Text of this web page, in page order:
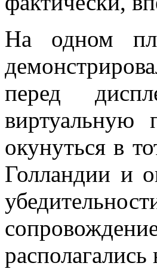
На одном
перед
виртуальную
окунуться в
Голландии и